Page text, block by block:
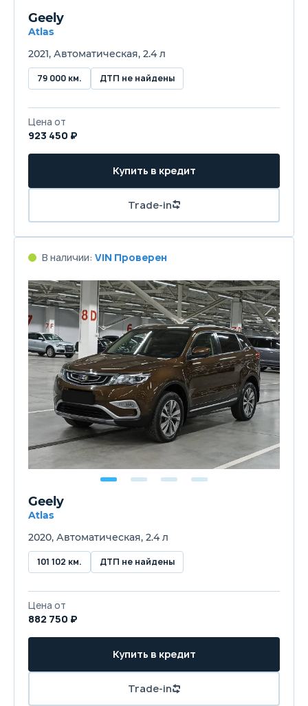
Geely
Atlas
2021, Автоматическая, 2.4 л
79 000 км. ДТП не найдены
Цена от
923 450 ₽
Купить в кредит
Trade-in
В наличии: VIN Проверен
Geely
Atlas
2020, Автоматическая, 2.4 л
101 102 км. ДТП не найдены
Цена от
882 750 ₽
Купить в кредит
Trade-in